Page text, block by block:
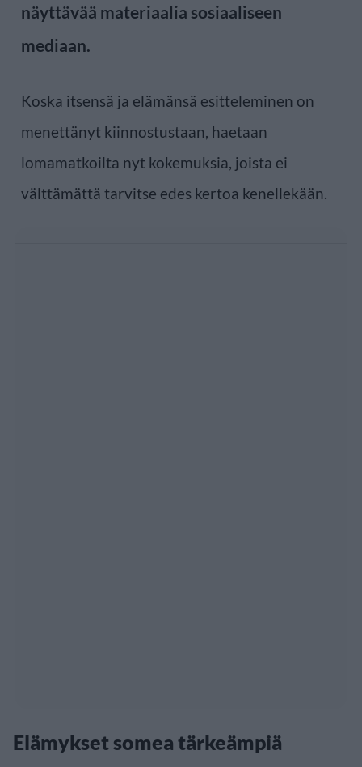
näyttävää materiaalia sosiaaliseen
mediaan.
Koska itsensä ja elämänsä esitteleminen on
menettänyt kiinnostustaan, haetaan
lomamatkoilta nyt kokemuksia, joista ei
välttämättä tarvitse edes kertoa kenellekään.
Elämykset somea tärkeämpiä